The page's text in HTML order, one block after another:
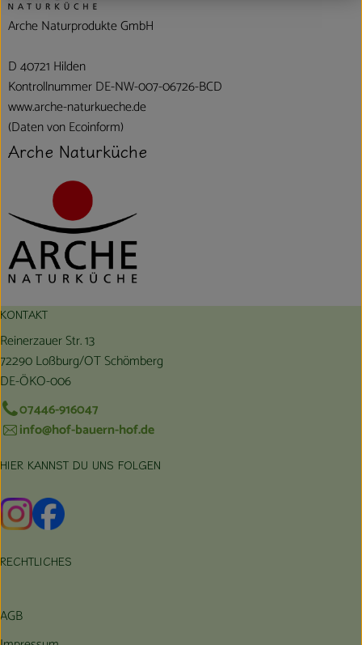
Arche Naturprodukte GmbH
D 40721 Hilden
Kontrollnummer DE-NW-007-06726-BCD
www.arche-naturkueche.de
(Daten von Ecoinform)
Arche Naturküche
KONTAKT
Reinerzauer Str. 13
72290 Loßburg/OT Schömberg
DE-ÖKO-006
07446-916047
info@hof-bauern-hof.de
HIER KANNST DU UNS FOLGEN
Externer Link zu https://www.instagram.com/hofbauernhof/
Externer Link zu https://www.facebook.com/
RECHTLICHES
AGB